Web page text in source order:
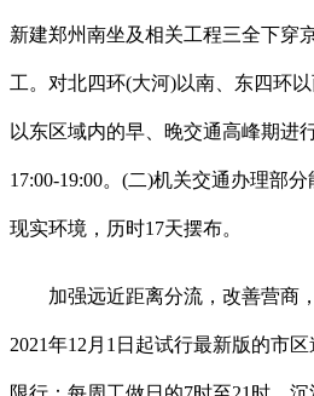
新建郑州南坐及相关工程三全下穿
工。对北四环(大河)以南、东四环
以东区域内的早、晚交通高峰期进
17:00-19:00。(二)机关交通办理部
现实环境，历时17天摆布。
加强远近距离分流，改善营商，
2021年12月1日起试行最新版的市